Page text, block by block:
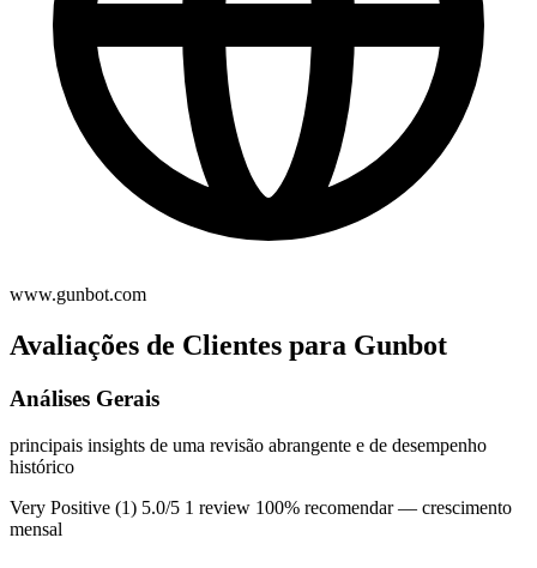
www.gunbot.com
Avaliações de Clientes para Gunbot
Análises Gerais
principais insights de uma revisão abrangente e de desempenho
histórico
Very Positive (1) 5.0/5 1 review 100% recomendar — crescimento
mensal